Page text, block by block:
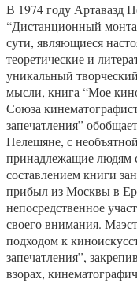
В 1974 году Артавазд
“Дистанционный
сути, являющиеся
теоретические и
уникальный
мысли, книга “Мое
Союза
запечатления”
Пелешяне, с
принадлежащие людям
составлением книги
прибыл из Москвы в
непосредственное
своего внимания.
подходом к
запечатления”,
взорах,